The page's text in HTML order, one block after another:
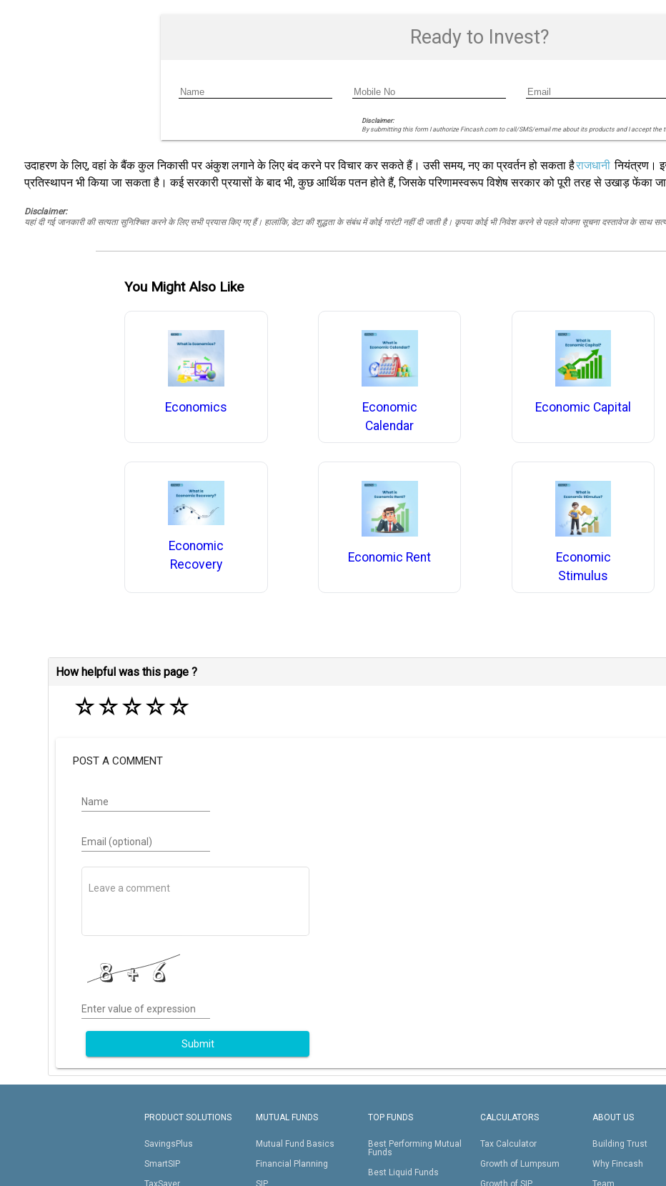
Ready to Invest?
Disclaimer:
By submitting this form I authorize Fincash.com to call/SMS/email me about its products and I accept the
उदाहरण के लिए, वहां के बैंक कुल निकासी पर अंकुश लगाने के लिए बंद करने पर विचार कर सकते हैं। उसी समय, नए का प्रवर्तन हो सकता हैराजधानी नियंत्रण।
प्रतिस्थापन भी किया जा सकता है। कई सरकारी प्रयासों के बाद भी, कुछ आर्थिक पतन होते हैं, जिसके परिणामस्वरूप विशेष सरकार को पूरी तरह से उखाड़ फेंका
Disclaimer:
यहां दी गई जानकारी की सत्यता सुनिश्चित करने के लिए सभी प्रयास किए गए हैं। हालांकि, डेटा की शुद्धता के संबंध में कोई गारंटी नहीं दी जाती है। कृपया कोई भी निवेश करने से पहले योजना सूचना दस्तावेज के साथ
You Might Also Like
Economics
Economic
Calendar
Economic Capital
Economic
Recovery
Economic Rent
Economic
Stimulus
How helpful was this page ?
☆☆☆☆☆
POST A COMMENT
Name
Email (optional)
Enter value of expression
Submit
PRODUCT SOLUTIONS
SavingsPlus
SmartSIP
MUTUAL FUNDS
Mutual Fund Basics
Financial Planning
TOP FUNDS
Best Performing Mutual
Funds
Best Liquid Funds
CALCULATORS
Tax Calculator
Growth of Lumpsum
ABOUT US
Building Trust
Why Fincash